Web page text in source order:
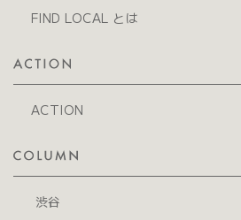
FIND LOCAL とは
ACTION
渋谷